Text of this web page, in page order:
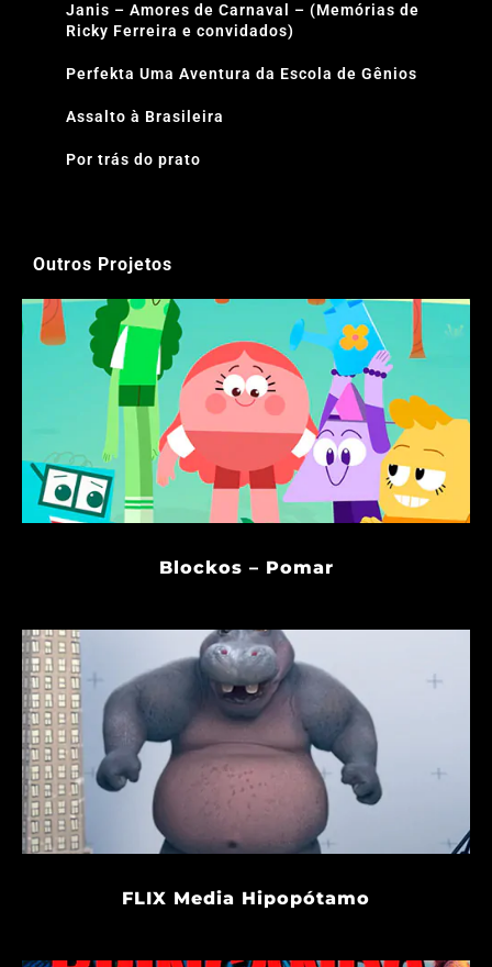
Janis – Amores de Carnaval – (Memórias de
Ricky Ferreira e convidados)
Perfekta Uma Aventura da Escola de Gênios
Assalto à Brasileira
Por trás do prato
Outros Projetos
Blockos – Pomar
FLIX Media Hipopótamo